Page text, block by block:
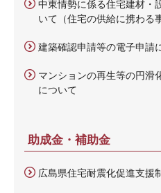
中東情勢に係る住宅建材・
いて（住宅の供給に携わる
建築確認申請等の電子申請
マンションの再生等の円滑
について
助成金・補助金
広島県住宅耐震化促進支援